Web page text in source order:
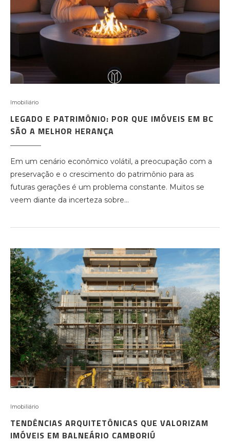
Imobiliário
LEGADO E PATRIMÔNIO: POR QUE IMÓVEIS EM BC
SÃO A MELHOR HERANÇA
Em um cenário econômico volátil, a preocupação com a
preservação e o crescimento do patrimônio para as
futuras gerações é um problema constante. Muitos se
veem diante da incerteza sobre…
Imobiliário
TENDÊNCIAS ARQUITETÔNICAS QUE VALORIZAM
IMÓVEIS EM BALNEÁRIO CAMBORIÚ